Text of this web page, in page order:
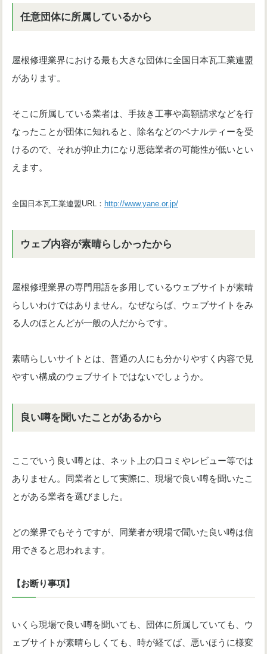
任意団体に所属しているから
屋根修理業界における最も大きな団体に全国日本瓦工業連盟
があります。
そこに所属している業者は、手抜き工事や高額請求などを行
なったことが団体に知れると、除名などのペナルティーを受
けるので、それが抑止力になり悪徳業者の可能性が低いとい
えます。
全国日本瓦工業連盟URL： http://www.yane.or.jp/
ウェブ内容が素晴らしかったから
屋根修理業界の専門用語を多用しているウェブサイトが素晴
らしいわけではありません。なぜならば、ウェブサイトをみ
る人のほとんどが一般の人だからです。
素晴らしいサイトとは、普通の人にも分かりやすく内容で見
やすい構成のウェブサイトではないでしょうか。
良い噂を聞いたことがあるから
ここでいう良い噂とは、ネット上の口コミやレビュー等では
ありません。同業者として実際に、現場で良い噂を聞いたこ
とがある業者を選びました。
どの業界でもそうですが、同業者が現場で聞いた良い噂は信
用できると思われます。
【お断り事項】
いくら現場で良い噂を聞いても、団体に所属していても、ウ
ェブサイトが素晴らしくても、時が経てば、悪いほうに様変